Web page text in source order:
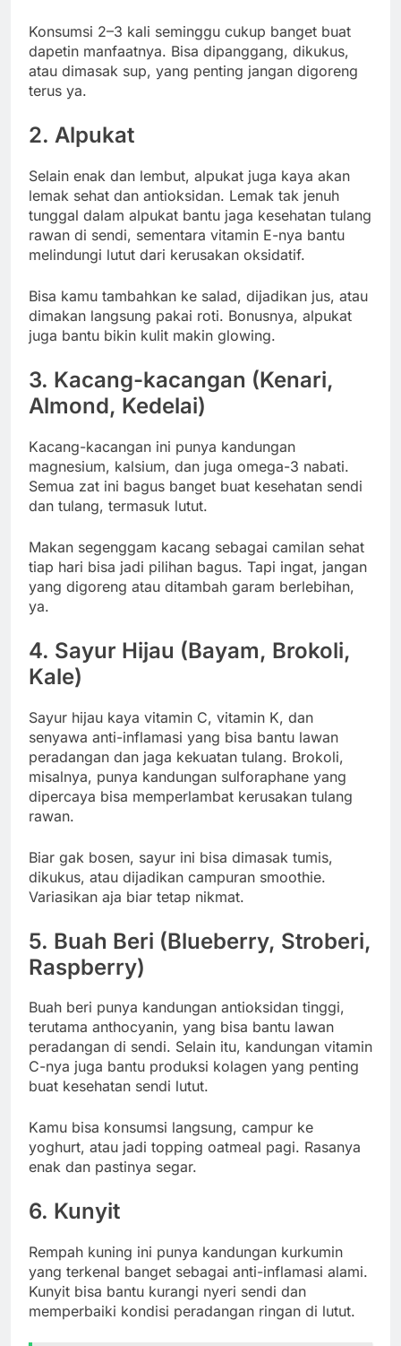
Konsumsi 2–3 kali seminggu cukup banget buat
dapetin manfaatnya. Bisa dipanggang, dikukus,
atau dimasak sup, yang penting jangan digoreng
terus ya.
2. Alpukat
Selain enak dan lembut, alpukat juga kaya akan
lemak sehat dan antioksidan. Lemak tak jenuh
tunggal dalam alpukat bantu jaga kesehatan tulang
rawan di sendi, sementara vitamin E-nya bantu
melindungi lutut dari kerusakan oksidatif.
Bisa kamu tambahkan ke salad, dijadikan jus, atau
dimakan langsung pakai roti. Bonusnya, alpukat
juga bantu bikin kulit makin glowing.
3. Kacang-kacangan (Kenari,
Almond, Kedelai)
Kacang-kacangan ini punya kandungan
magnesium, kalsium, dan juga omega-3 nabati.
Semua zat ini bagus banget buat kesehatan sendi
dan tulang, termasuk lutut.
Makan segenggam kacang sebagai camilan sehat
tiap hari bisa jadi pilihan bagus. Tapi ingat, jangan
yang digoreng atau ditambah garam berlebihan,
ya.
4. Sayur Hijau (Bayam, Brokoli,
Kale)
Sayur hijau kaya vitamin C, vitamin K, dan
senyawa anti-inflamasi yang bisa bantu lawan
peradangan dan jaga kekuatan tulang. Brokoli,
misalnya, punya kandungan sulforaphane yang
dipercaya bisa memperlambat kerusakan tulang
rawan.
Biar gak bosen, sayur ini bisa dimasak tumis,
dikukus, atau dijadikan campuran smoothie.
Variasikan aja biar tetap nikmat.
5. Buah Beri (Blueberry, Stroberi,
Raspberry)
Buah beri punya kandungan antioksidan tinggi,
terutama anthocyanin, yang bisa bantu lawan
peradangan di sendi. Selain itu, kandungan vitamin
C-nya juga bantu produksi kolagen yang penting
buat kesehatan sendi lutut.
Kamu bisa konsumsi langsung, campur ke
yoghurt, atau jadi topping oatmeal pagi. Rasanya
enak dan pastinya segar.
6. Kunyit
Rempah kuning ini punya kandungan kurkumin
yang terkenal banget sebagai anti-inflamasi alami.
Kunyit bisa bantu kurangi nyeri sendi dan
memperbaiki kondisi peradangan ringan di lutut.